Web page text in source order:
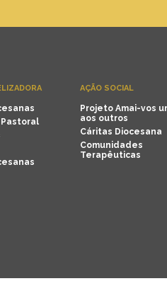
AÇÃO SOCIAL
Projeto Amai-vos
aos outros
Cáritas Diocesana
Comunidades
Terapêuticas